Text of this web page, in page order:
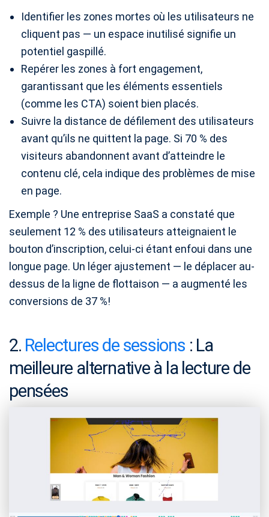
Identifier les zones mortes où les utilisateurs ne
cliquent pas — un espace inutilisé signifie un
potentiel gaspillé.
Repérer les zones à fort engagement,
garantissant que les éléments essentiels
(comme les CTA) soient bien placés.
Suivre la distance de défilement des utilisateurs
avant qu’ils ne quittent la page. Si 70 % des
visiteurs abandonnent avant d’atteindre le
contenu clé, cela indique des problèmes de mise
en page.
Exemple ? Une entreprise SaaS a constaté que
seulement 12 % des utilisateurs atteignaient le
bouton d’inscription, celui-ci étant enfoui dans une
longue page. Un léger ajustement — le déplacer au-
dessus de la ligne de flottaison — a augmenté les
conversions de 37 %!
2. Relectures de sessions : La
meilleure alternative à la lecture de
pensées